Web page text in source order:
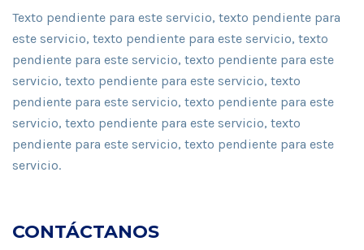
Texto pendiente para este servicio, texto pendiente para
este servicio, texto pendiente para este servicio, texto
pendiente para este servicio, texto pendiente para este
servicio, texto pendiente para este servicio, texto
pendiente para este servicio, texto pendiente para este
servicio, texto pendiente para este servicio, texto
pendiente para este servicio, texto pendiente para este
servicio.
CONTÁCTANOS